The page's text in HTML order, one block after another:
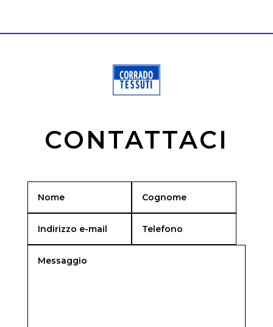
CONTATTACI